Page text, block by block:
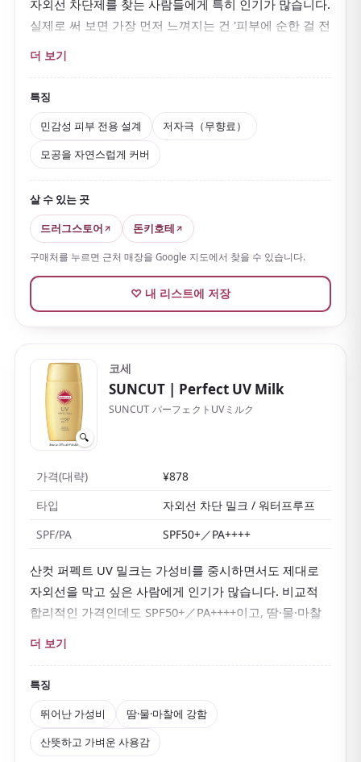
자외선 차단제를 찾는 사람들에게 특히 인기가 많습니다.
실제로 써 보면 가장 먼저 느껴지는 건 '피부에 순한 걸 전
무향료·무알코올(에탄올)·무파라벤 처방이라 건조한 계절
이나 피부가 예민할 때도 비교적 쓰기 좋습니다.
SPF50+／PA++++로 차단력은 상당히 높은데도
의 없고 촉촉함도 있어 민감성 피부용으로 균형이 잘 잡
혀 있어요.
또한 은은한 베이지 톤이 들어 있어모공과 붉은기를 자
연스럽게 가려 주고
매력입니다.
더 보기
특징
민감성 피부 전용 설계
저자극（무향료）
모공을 자연스럽게 커버
살 수 있는 곳
드러그스토어
돈키호테
구매처를 누르면 근처 매장을 Google 지도에서 찾을 수 있습니다.
♡ 내 리스트에 저장
🔍
코세
SUNCUT | Perfect UV Milk
SUNCUT パーフェクトUVミルク
가격(대략)
¥878
타입
자외선 차단 밀크 / 워터프루프
SPF/PA
SPF50+／PA++++
산컷 퍼펙트 UV 밀크는 가성비를 중시하면서도 제대로
자외선을 막고 싶은 사람에게 인기가 많습니다. 비교적
합리적인 가격인데도 SPF50+／PA++++이고, 땀·물·마찰
실제로 써 보면 밀크 타입 특유의 밀착감은 있지만 의외
로 산뜻해서
루프 처방이라 바다·수영장·테마파크·야외 관광처럼 오래
야외에 있는 상황과 잘 맞아요.
게다가백탁이 잘 생기지 않고 끈적임도 비교적 적어
더 보기
특징
뛰어난 가성비
땀·물·마찰에 강함
산뜻하고 가벼운 사용감